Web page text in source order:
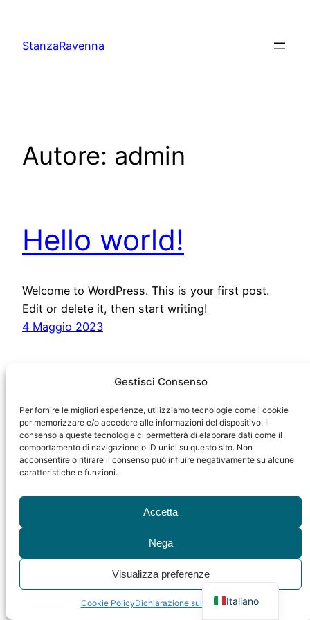
Gestisci Consenso
Per fornire le migliori esperienze, utilizziamo tecnologie come i cookie
per memorizzare e/o accedere alle informazioni del dispositivo. Il
consenso a queste tecnologie ci permetterà di elaborare dati come il
comportamento di navigazione o ID unici su questo sito. Non
acconsentire o ritirare il consenso può influire negativamente su alcune
caratteristiche e funzioni.
Accetta
Nega
Visualizza preferenze
Cookie PolicyDichiarazione sulla Privacy
contenuto
StanzaRavenna
Autore: admin
Hello world!
Welcome to WordPress. This is your first post.
Edit or delete it, then start writing!
4 Maggio 2023
StanzaRavenna Proudly powered byWordPress
Italiano